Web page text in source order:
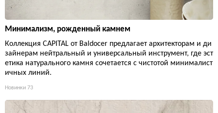
Минимализм, рожденный камнем
Коллекция CAPITAL от Baldocer предлагает архитекторам и ди
зайнерам нейтральный и универсальный инструмент, где эст
етика натурального камня сочетается с чистотой минималист
ичных линий.
Новинки 73